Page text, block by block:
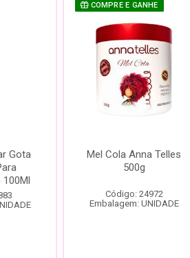
Gota
COMPRE E GANHE
Mel Cola Anna Telles
500g
Código: 24972
Embalagem: UNIDADE